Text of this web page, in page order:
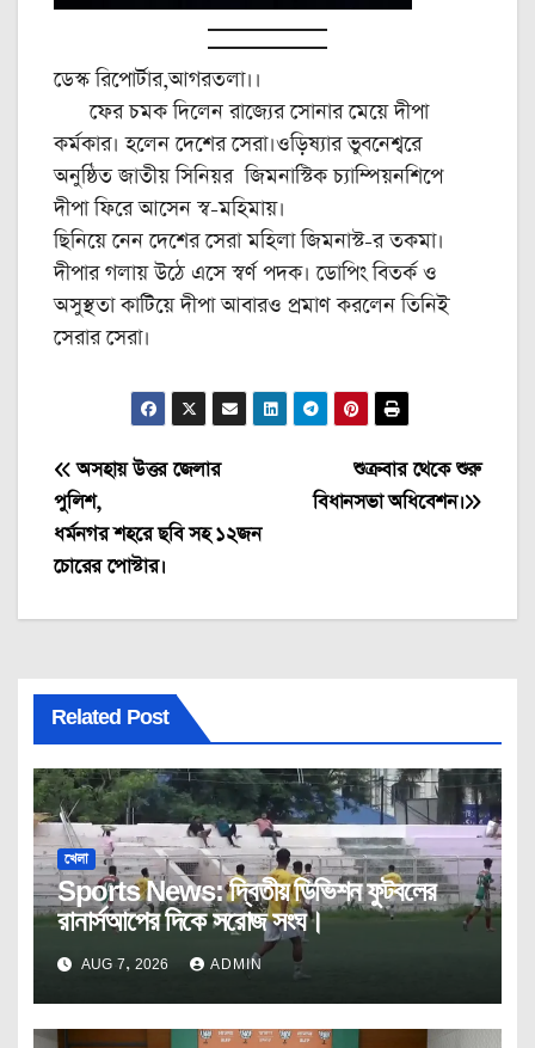
ডেস্ক রিপোর্টার,আগরতলা।।
ফের চমক দিলেন রাজ্যের সোনার মেয়ে দীপা
কর্মকার। হলেন দেশের সেরা।ওড়িষ্যার ভুবনেশ্বরে
অনুষ্ঠিত জাতীয় সিনিয়র জিমনাস্টিক চ্যাম্পিয়নশিপে
দীপা ফিরে আসেন স্ব-মহিমায়।
ছিনিয়ে নেন দেশের সেরা মহিলা জিমনাস্ট-র তকমা।
দীপার গলায় উঠে এসে স্বর্ণ পদক। ডোপিং বিতর্ক ও
অসুস্থতা কাটিয়ে দীপা আবারও প্রমাণ করলেন তিনিই
সেরার সেরা।
Post
navigation
শুক্রবার থেকে শুরু
বিধানসভা অধিবেশন।
অসহায় উত্তর জেলার
পুলিশ,
ধর্মনগর শহরে ছবি সহ ১২জন
চোরের পোস্টার।
Related Post
খেলা
Sports News: দ্বিতীয় ডিভিশন ফুটবলের
রানার্সআপের দিকে সরোজ সংঘ।
AUG 7, 2026 ADMIN